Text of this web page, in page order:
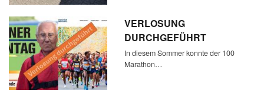
VERLOSUNG
DURCHGEFÜHRT
In diesem Sommer konnte der 100
Marathon…